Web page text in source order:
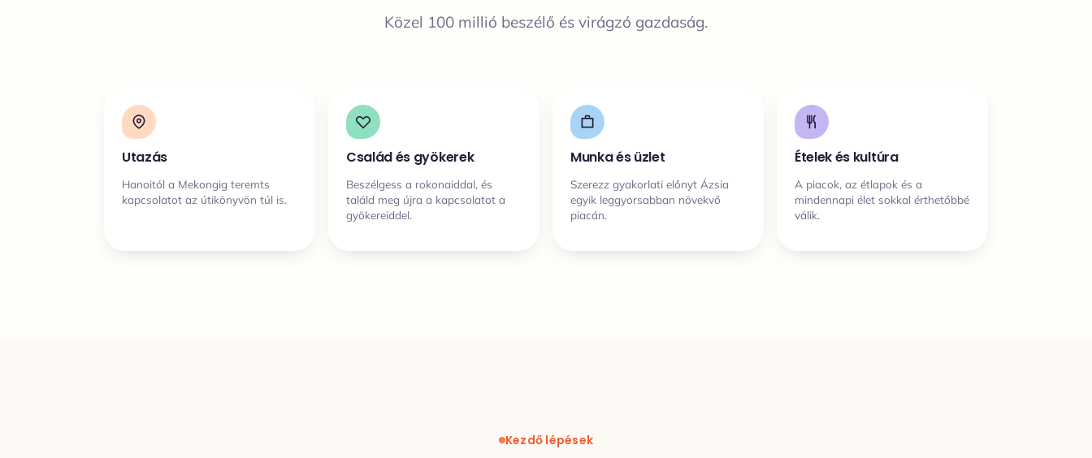
Közel 100 millió beszélő és virágzó gazdaság.
Utazás
Hanoitól a Mekongig teremts
kapcsolatot az útikönyvön túl is.
Család és gyökerek
Beszélgess a rokonaiddal, és
találd meg újra a kapcsolatot a
gyökereiddel.
Munka és üzlet
Szerezz gyakorlati előnyt Ázsia
egyik leggyorsabban növekvő
piacán.
Ételek és kultúra
A piacok, az étlapok és a
mindennapi élet sokkal érthetőbbé
válik.
Kezdő lépések